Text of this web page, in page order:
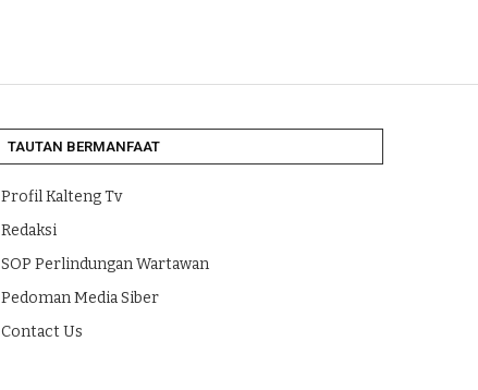
TAUTAN BERMANFAAT
Profil Kalteng Tv
Redaksi
SOP Perlindungan Wartawan
Pedoman Media Siber
Contact Us